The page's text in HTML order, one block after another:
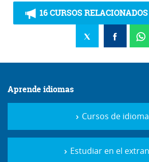
16 CURSOS RELACIONADOS
Aprende idiomas
Cursos de
Estudiar en el